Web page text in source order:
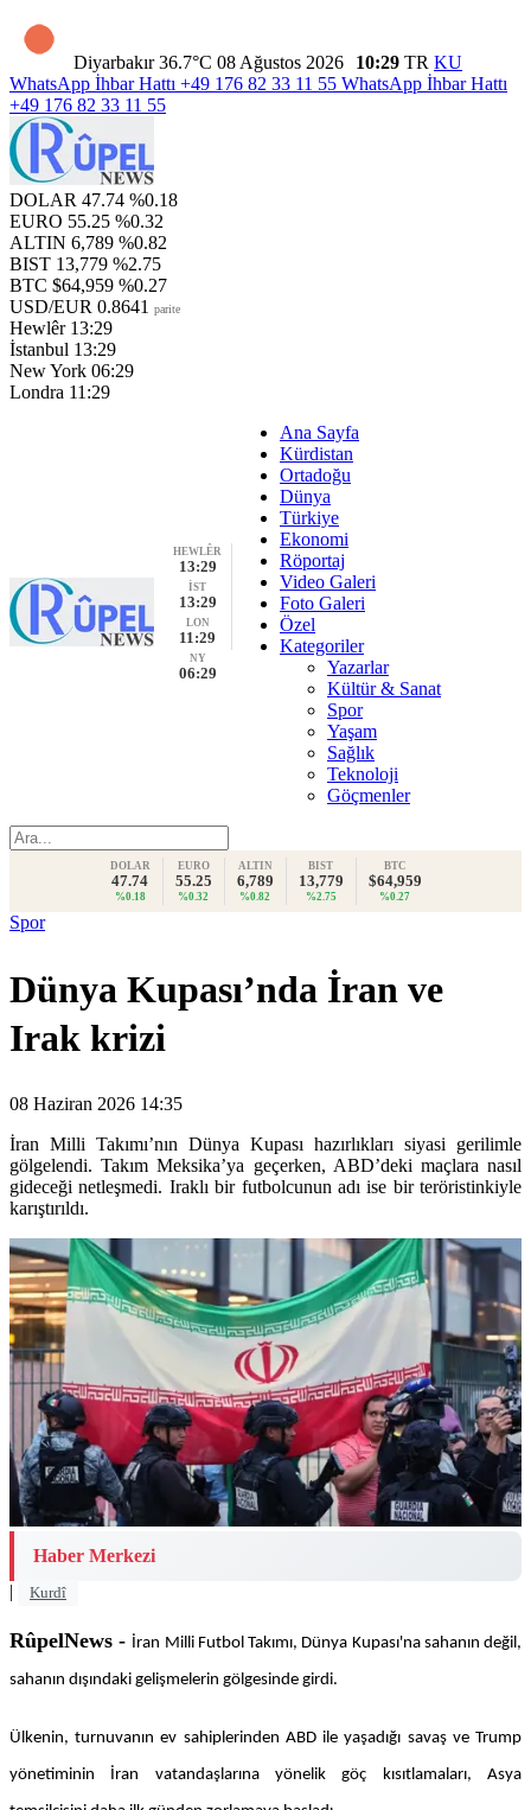
Diyarbakır 36.7°C 08 Ağustos 2026 10:29 TR KU
WhatsApp İhbar Hattı +49 176 82 33 11 55 WhatsApp İhbar Hattı
+49 176 82 33 11 55
DOLAR 47.74 %0.18
EURO 55.25 %0.32
ALTIN 6,789 %0.82
BIST 13,779 %2.75
BTC $64,959 %0.27
USD/EUR 0.8641 parite
Hewlêr 13:29
İstanbul 13:29
New York 06:29
Londra 11:29
HEWLÊR
13:29
İST
13:29
LON
11:29
NY
06:29
Ana Sayfa
Kürdistan
Ortadoğu
Dünya
Türkiye
Ekonomi
Röportaj
Video Galeri
Foto Galeri
Özel
Kategoriler
Yazarlar
Kültür & Sanat
Spor
Yaşam
Sağlık
Teknoloji
Göçmenler
DOLAR
47.74
%0.18
EURO
55.25
%0.32
ALTIN
6,789
%0.82
BIST
13,779
%2.75
BTC
$64,959
%0.27
Spor
Dünya Kupası’nda İran ve
Irak krizi
08 Haziran 2026 14:35
İran Milli Takımı’nın Dünya Kupası hazırlıkları siyasi gerilimle
gölgelendi. Takım Meksika’ya geçerken, ABD’deki maçlara nasıl
gideceği netleşmedi. Iraklı bir futbolcunun adı ise bir teröristinkiyle
karıştırıldı.
Haber Merkezi
|
Kurdî
RûpelNews - İran Milli Futbol Takımı, Dünya Kupası'na sahanın değil,
sahanın dışındaki gelişmelerin gölgesinde girdi.
Ülkenin, turnuvanın ev sahiplerinden ABD ile yaşadığı savaş ve Trump
yönetiminin İran vatandaşlarına yönelik göç kısıtlamaları, Asya